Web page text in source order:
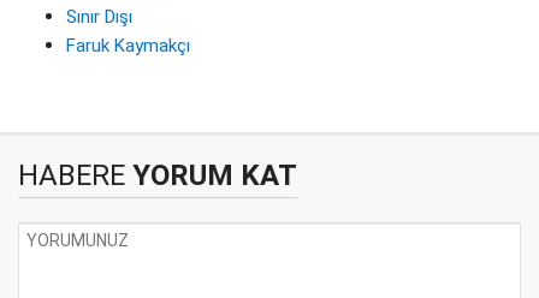
Sınır Dışı
Faruk Kaymakçı
HABERE YORUM KAT